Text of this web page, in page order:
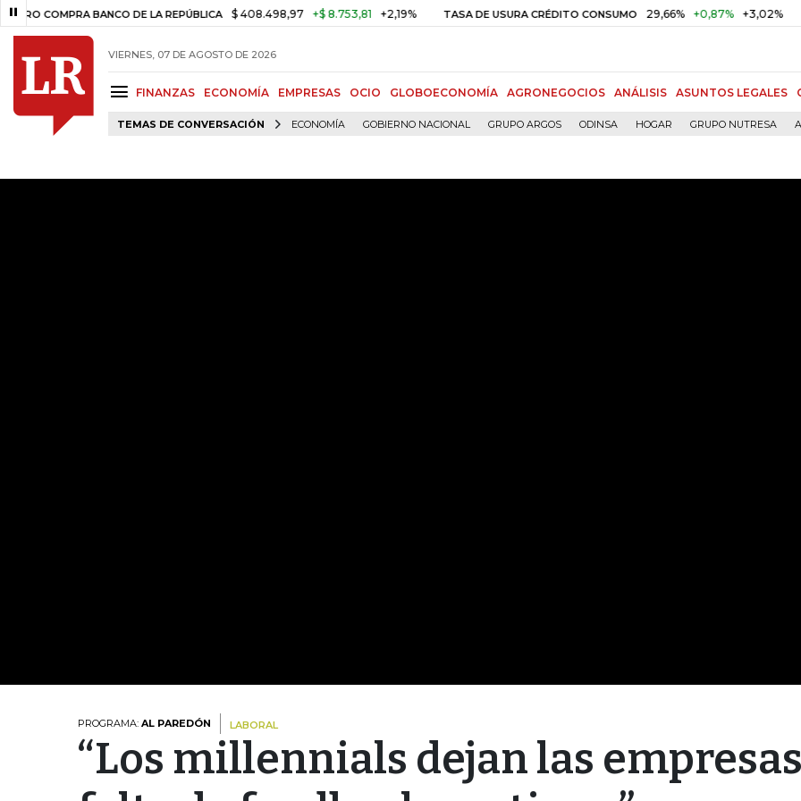
BANCO DE LA REPÚBLICA $ 408.498,97 +$ 8.753,81 +2,19% TASA DE USURA CRÉDITO CONSUMO 29,66% +0,87% +3,02% DTF
VIERNES, 07 DE AGOSTO DE 2026
FINANZAS ECONOMÍA EMPRESAS OCIO GLOBOECONOMÍA AGRONEGOCIOS ANÁLISIS ASUNTOS LEGALES
TEMAS DE CONVERSACIÓN ECONOMÍA GOBIERNO NACIONAL GRUPO ARGOS ODINSA HOGAR GRUPO NUTRESA
PROGRAMA: AL PAREDÓN LABORAL
“Los millennials dejan las